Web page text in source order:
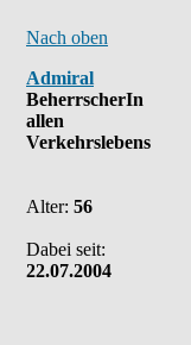
Nach oben
Admiral
BeherrscherIn
allen
Verkehrslebens
Alter: 56
Dabei seit:
22.07.2004